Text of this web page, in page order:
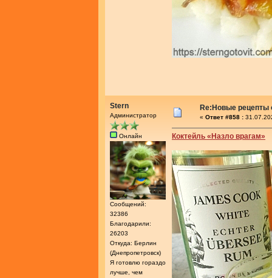
Stern
Администратор
Онлайн
Сообщений:
32386
Благодарили:
26203
Откуда: Берлин
(Днепропетровск)
Я готовлю гораздо
лучше, чем
Re:Новые рецепты
« Ответ #858 :
Коктейль «Назло врагам»